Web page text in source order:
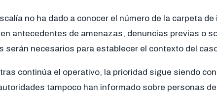
no ha dado a conocer el número de la carpeta
antecedentes de amenazas, denuncias previas o
serán necesarios para establecer el contexto del
continúa el operativo, la prioridad sigue siendo
tampoco han informado sobre personas